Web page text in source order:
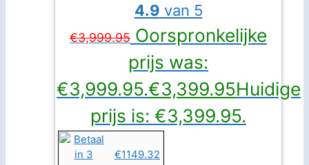
4.9 van 5
€3,999.95 Oorspronkelijke
prijs was:
€3,999.95.€3,399.95Huidige
prijs is: €3,399.95.
€1149.32